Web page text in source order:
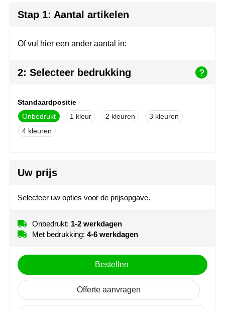
Tassen
Veiligheid, auto & fiets
Join the pipe
Kambukka
MagLite
MiniMAX
Moleskine
Nilton's
NoStress
Zomer
Stap 1: Aantal artikelen
Of vul hier een ander aantal in:
2: Selecteer bedrukking
Standaardpositie
Onbedrukt
1 2
3
4
Uw prijs
Selecteer uw opties voor de prijsopgave.
Onbedrukt: 1-2 werkdagen
Met bedrukking: 4-6 werkdagen
Bestellen
Offerte aanvragen